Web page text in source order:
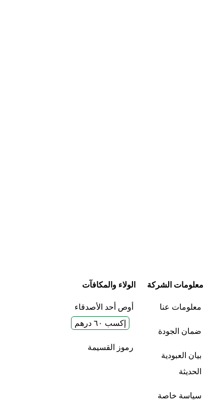
معلومات الشركة
معلومات عنا
ضمان الجودة
بيان العبودية
الحديثة
سياسة خاصة
الولاء والمكافآت
أوص أحد الأصدقاء
إكسب ٦٠ درهم
رموز القسيمة